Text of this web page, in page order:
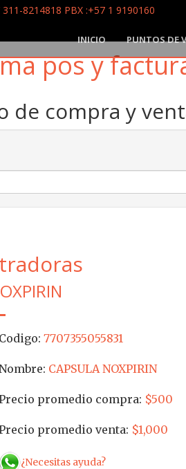
311-8214818 PBX :+57 1 9190160
INICIO PUNTOS DE
pos y
de compra y
Codigo: 7707355055831
CAPSULA NOXPIRIN
promedio compra: $500
promedio venta: $1,000
¿Necesitas ayuda?